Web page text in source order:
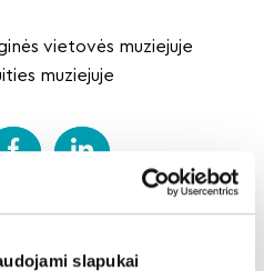
slapukai
vietovės muziejuje
muziejuje